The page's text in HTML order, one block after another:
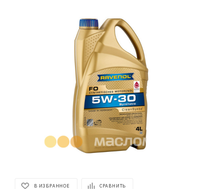
В ИЗБРАННОЕ СРАВНИТЬ